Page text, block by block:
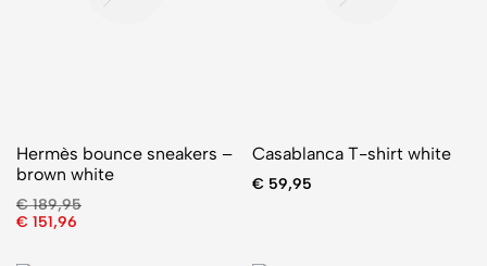
Hermès bounce sneakers –
brown white
€189,95
€ 151,96
Casablanca T-shirt white
€ 59,95